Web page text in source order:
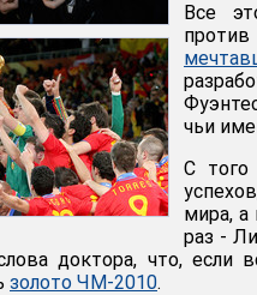
Все
чьи
С того
мира, а
раз -
доктора, что, если
золото ЧМ-2010.